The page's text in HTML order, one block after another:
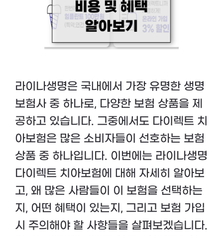
라이나생명은 국내에서 가장 유명한 생명
보험사 중 하나로, 다양한 보험 상품을 제
공하고 있습니다. 그중에서도 다이렉트 치
아보험은 많은 소비자들이 선호하는 보험
상품 중 하나입니다. 이번에는 라이나생명
다이렉트 치아보험에 대해 자세히 알아보
고, 왜 많은 사람들이 이 보험을 선택하는
지, 어떤 혜택이 있는지, 그리고 보험 가입
시 주의해야 할 사항들을 살펴보겠습니다.